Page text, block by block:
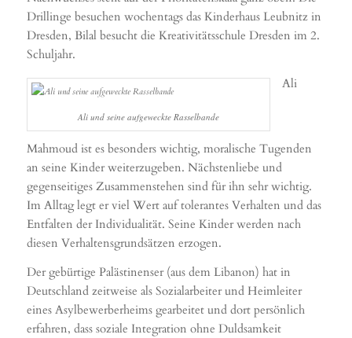
Drillinge besuchen wochentags das Kinderhaus Leubnitz in
Dresden, Bilal besucht die Kreativitätsschule Dresden im 2.
Schuljahr.
Ali und seine aufgeweckte Rasselbande
Ali
Mahmoud ist es besonders wichtig, moralische Tugenden
an seine Kinder weiterzugeben. Nächstenliebe und
gegenseitiges Zusammenstehen sind für ihn sehr wichtig.
Im Alltag legt er viel Wert auf tolerantes Verhalten und das
Entfalten der Individualität. Seine Kinder werden nach
diesen Verhaltensgrundsätzen erzogen.
Der gebürtige Palästinenser (aus dem Libanon) hat in
Deutschland zeitweise als Sozialarbeiter und Heimleiter
eines Asylbewerberheims gearbeitet und dort persönlich
erfahren, dass soziale Integration ohne Duldsamkeit